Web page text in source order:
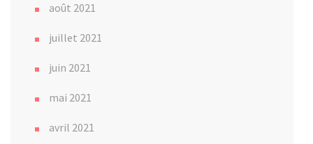
août 2021
juillet 2021
juin 2021
mai 2021
avril 2021